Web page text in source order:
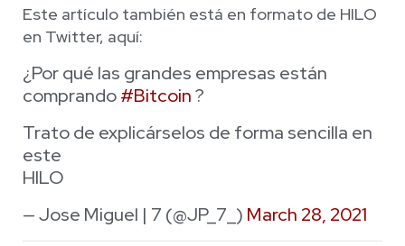
Este artículo también está en formato de HILO
en Twitter, aquí:
¿Por qué las grandes empresas están
comprando#Bitcoin?
Trato de explicárselos de forma sencilla en
este
HILO
— Jose Miguel | 7 (@JP_7_) March 28, 2021